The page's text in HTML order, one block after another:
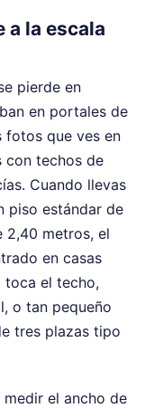
a la escala
pierde en
en portales de
fotos que ves en
con techos de
Cuando llevas
piso estándar de
2,40 metros, el
en casas
toca el techo,
o tan pequeño
tres plazas tipo
el ancho de